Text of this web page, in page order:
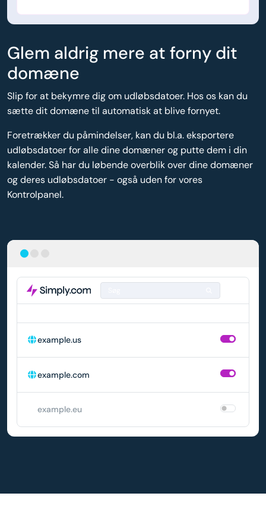
example.us
example.com
example.eu
Glem aldrig mere at forny dit
domæne
Slip for at bekymre dig om udløbsdatoer. Hos os kan du
sætte dit domæne til automatisk at blive fornyet.
Foretrækker du påmindelser, kan du bl.a. eksportere
udløbsdatoer for alle dine domæner og putte dem i din
kalender. Så har du løbende overblik over dine domæner
og deres udløbsdatoer - også uden for vores
Kontrolpanel.